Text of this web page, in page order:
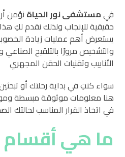
فيمستشفى نور الحياة نؤمن
حقيقية للإنجاب ولذلك نقدم لكِ
يستعرض أهم عمليات زيادة الخصوبة
والتشخيص مرورًا بالتلقيح
الأنابيب وتقنيات الحقن المجهري
سواء كنتِ في بداية رحلتك أو
هنا معلومات موثوقة مبسطة
في اتخاذ القرار المناسب لحالتك
ما هي أقسام